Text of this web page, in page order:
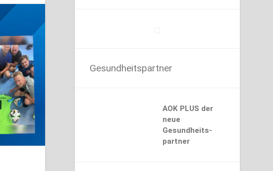
Gesundheitspartner
AOK PLUS der
neue
Gesundheits-
partner